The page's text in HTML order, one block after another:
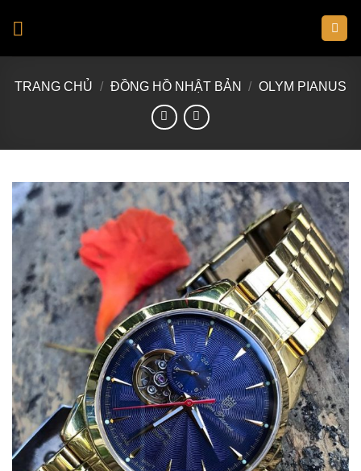
TRANG CHỦ / ĐỒNG HỒ NHẬT BẢN / OLYM PIANUS